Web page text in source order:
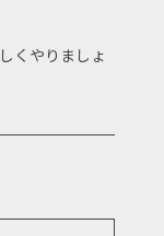
くやりましょ